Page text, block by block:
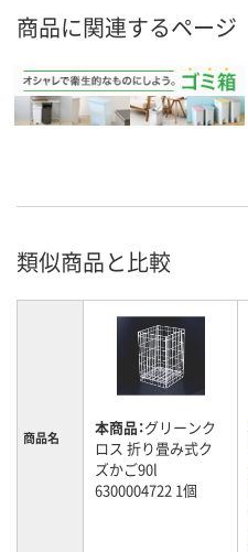
商品に関連するページ
類似商品と比較
商品名 本商品：グリーンク
ロス 折り畳み式ク
ズかご90l
6300004722 1個